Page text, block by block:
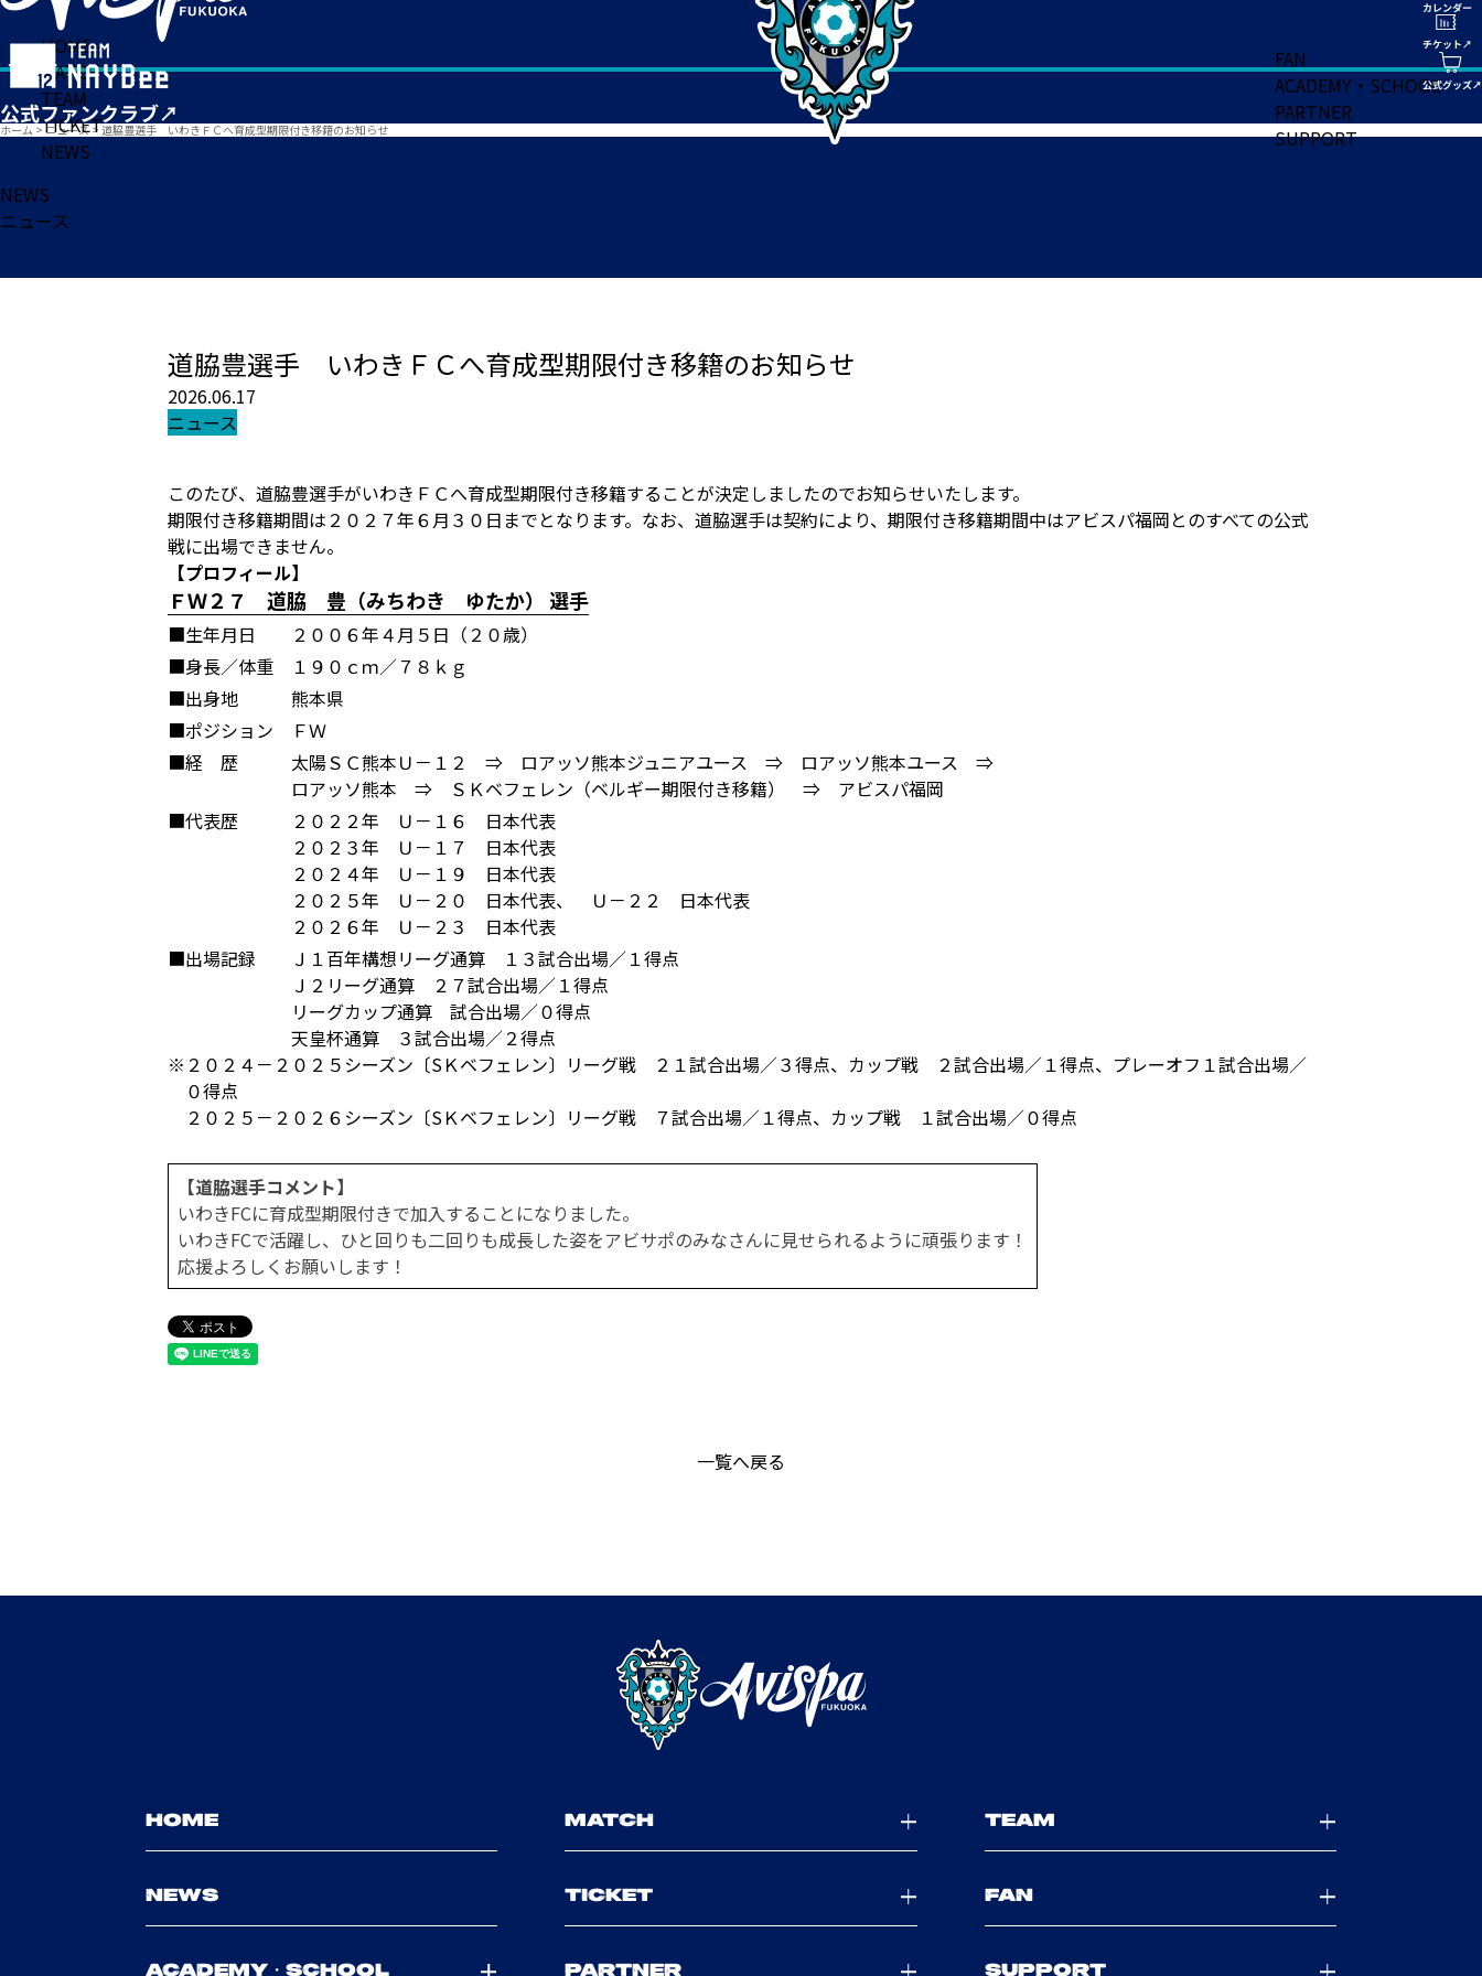
HOME
MATCH
TEAM
TICKET
NEWS
FAN
ACADEMY・SCHOOL
PARTNER
SUPPORT
ホーム > ニュース> 道脇豊選手 いわきＦＣへ育成型期限付き移籍のお知らせ
NEWS
ニュース
道脇豊選手 いわきＦＣへ育成型期限付き移籍のお知らせ
2026.06.17
ニュース
このたび、道脇豊選手がいわきＦＣへ育成型期限付き移籍することが決定しましたのでお知らせいたします。
期限付き移籍期間は２０２７年６月３０日までとなります。なお、道脇選手は契約により、期限付き移籍期間中はアビスパ福岡とのすべての公式
戦に出場できません。
【プロフィール】
ＦＷ２７ 道脇 豊（みちわき ゆたか） 選手
■生年月日
２００６年４月５日（２０歳）
■身長／体重
１９０ｃｍ／７８ｋｇ
■出身地
熊本県
■ポジション
ＦＷ
■経 歴
太陽ＳＣ熊本Ｕ－１２ ⇒ ロアッソ熊本ジュニアユース ⇒ ロアッソ熊本ユース ⇒
ロアッソ熊本 ⇒ ＳＫベフェレン（ベルギー期限付き移籍） ⇒ アビスパ福岡
■代表歴
２０２２年 Ｕ－１６ 日本代表
２０２３年 Ｕ－１７ 日本代表
２０２４年 Ｕ－１９ 日本代表
２０２５年 Ｕ－２０ 日本代表、 Ｕ－２２ 日本代表
２０２６年 Ｕ－２３ 日本代表
■出場記録
Ｊ１百年構想リーグ通算 １３試合出場／１得点
Ｊ２リーグ通算 ２７試合出場／１得点
リーグカップ通算 試合出場／０得点
天皇杯通算 ３試合出場／２得点
※２０２４－２０２５シーズン〔SＫベフェレン〕リーグ戦 ２１試合出場／３得点、カップ戦 ２試合出場／１得点、プレーオフ１試合出場／
０得点
２０２５－２０２６シーズン〔SＫベフェレン〕リーグ戦 ７試合出場／１得点、カップ戦 １試合出場／０得点
【道脇選手コメント】
いわきFCに育成型期限付きで加入することになりました。
いわきFCで活躍し、ひと回りも二回りも成長した姿をアビサポのみなさんに見せられるように頑張ります！
応援よろしくお願いします！
一覧へ戻る
HOME MATCH TEAM
NEWS TICKET FAN
ACADEMY・SCHOOL PARTNER SUPPORT